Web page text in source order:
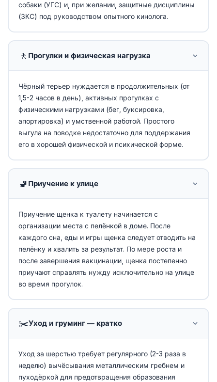
собаки (УГС) и, при желании, защитные дисциплины
(ЗКС) под руководством опытного кинолога.
🚶 Прогулки и физическая нагрузка
Чёрный терьер нуждается в продолжительных (от
1,5-2 часов в день), активных прогулках с
физическими нагрузками (бег, буксировка,
апортировка) и умственной работой. Простого
выгула на поводке недостаточно для поддержания
его в хорошей физической и психической форме.
🚽 Приучение к улице
Приучение щенка к туалету начинается с
организации места с пелёнкой в доме. После
каждого сна, еды и игры щенка следует отводить на
пелёнку и хвалить за результат. По мере роста и
после завершения вакцинации, щенка постепенно
приучают справлять нужду исключительно на улице
во время прогулок.
✂️Уход и груминг — кратко
Уход за шерстью требует регулярного (2-3 раза в
неделю) вычёсывания металлическим гребнем и
пуходёркой для предотвращения образования